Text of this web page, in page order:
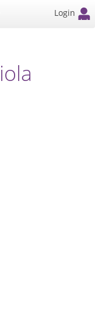
Login